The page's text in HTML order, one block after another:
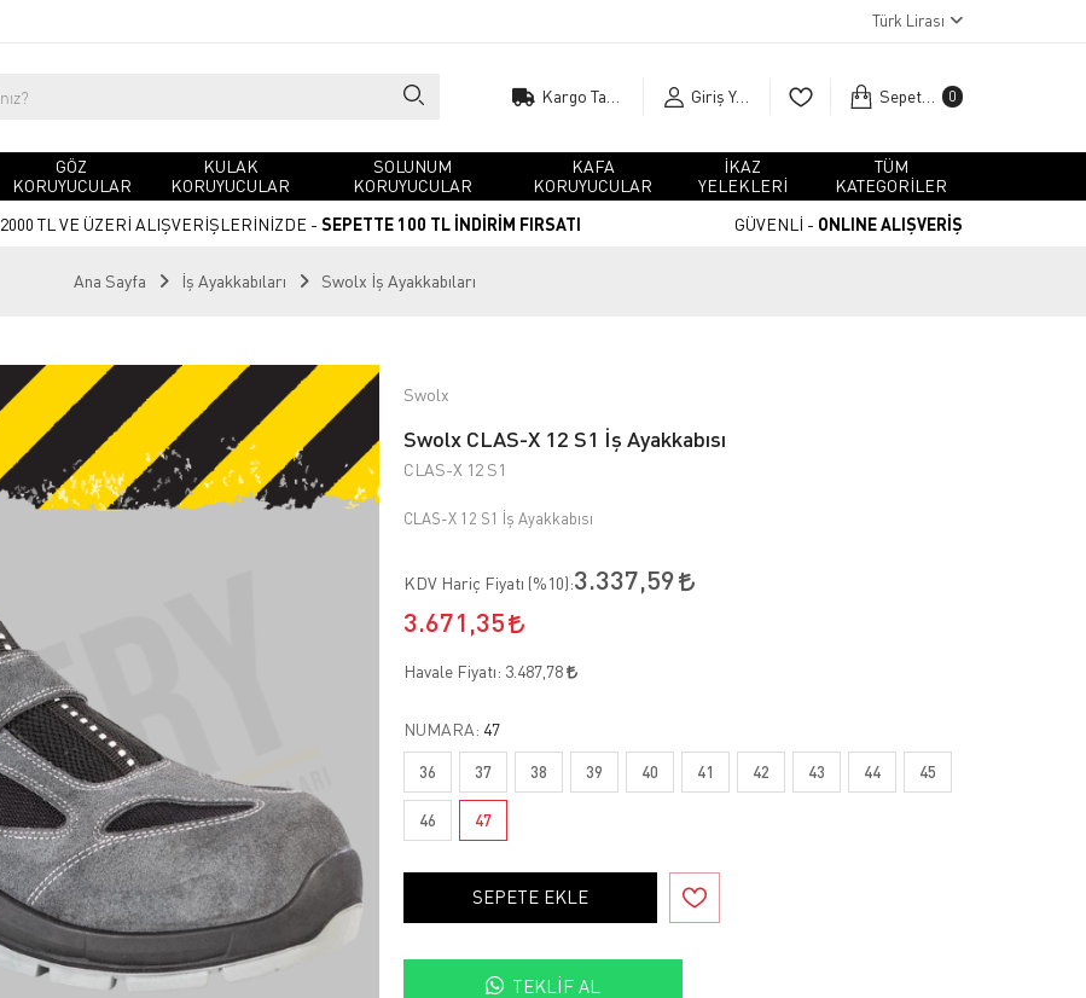
Türk Lirası
Giriş Yap Sepetim 0
GÖZ
KORUYUCULAR
KULAK
KORUYUCULAR
SOLUNUM
KORUYUCULAR
KAFA
KORUYUCULAR
İKAZ
YELEKLERİ
TÜM
KATEGORİLER
2000 TL VE ÜZERİ ALIŞVERİŞLERİNİZDE - SEPETTE 100 TL İNDİRİM FIRSATI GÜVENLİ - ONLINE ALIŞVERİŞ
Ana Sayfa İş Ayakkabıları Swolx İş Ayakkabıları
Swolx
Swolx CLAS-X 12 S1 İş Ayakkabısı
CLAS-X 12 S1
CLAS-X 12 S1 İş Ayakkabısı
KDV Hariç Fiyatı (%10):3.337,59
3.671,35
Havale Fiyatı: 3.487,78
NUMARA: 47
36 37 38 39 40 41 42 43 44 45
46 47
SEPETE EKLE
TEKLIF AL